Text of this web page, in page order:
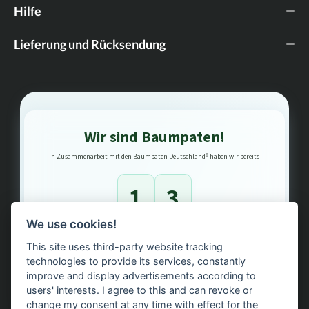
Anziehschlaufen. Hole dir das Wildwest-Gefühl nach
Hause – egal ob im Stall, auf dem Turnier oder als
Hilfe
Lieferung und Rücksendung
Wir sind Baumpaten!
In Zusammenarbeit mit den Baumpaten Deutschland® haben wir bereits
1 3
We use cookies!
This site uses third-party website tracking
technologies to provide its services, constantly
improve and display advertisements according to
users' interests. I agree to this and can revoke or
change my consent at any time with effect for the